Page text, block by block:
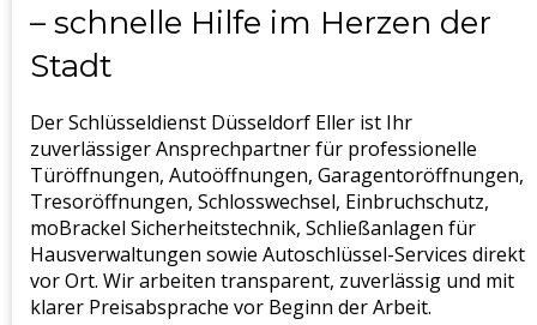
– schnelle Hilfe im Herzen der
Stadt
Der Schlüsseldienst Düsseldorf Eller ist Ihr
zuverlässiger Ansprechpartner für professionelle
Türöffnungen, Autoöffnungen, Garagentoröffnungen,
Tresoröffnungen, Schlosswechsel, Einbruchschutz,
moBrackel Sicherheitstechnik, Schließanlagen für
Hausverwaltungen sowie Autoschlüssel-Services direkt
vor Ort. Wir arbeiten transparent, zuverlässig und mit
klarer Preisabsprache vor Beginn der Arbeit.